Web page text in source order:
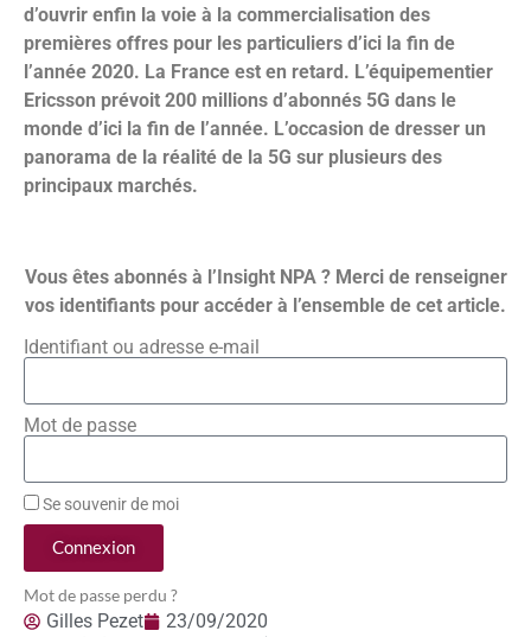
d’ouvrir enfin la voie à la commercialisation des
premières offres pour les particuliers d’ici la fin de
l’année 2020. La France est en retard. L’équipementier
Ericsson prévoit 200 millions d’abonnés 5G dans le
monde d’ici la fin de l’année. L’occasion de dresser un
panorama de la réalité de la 5G sur plusieurs des
principaux marchés.
Vous êtes abonnés à l’Insight NPA ? Merci de renseigner
vos identifiants pour accéder à l’ensemble de cet article.
Identifiant ou adresse e-mail
Mot de passe
Se souvenir de moi
Connexion
Mot de passe perdu ?
Gilles Pezet 23/09/2020